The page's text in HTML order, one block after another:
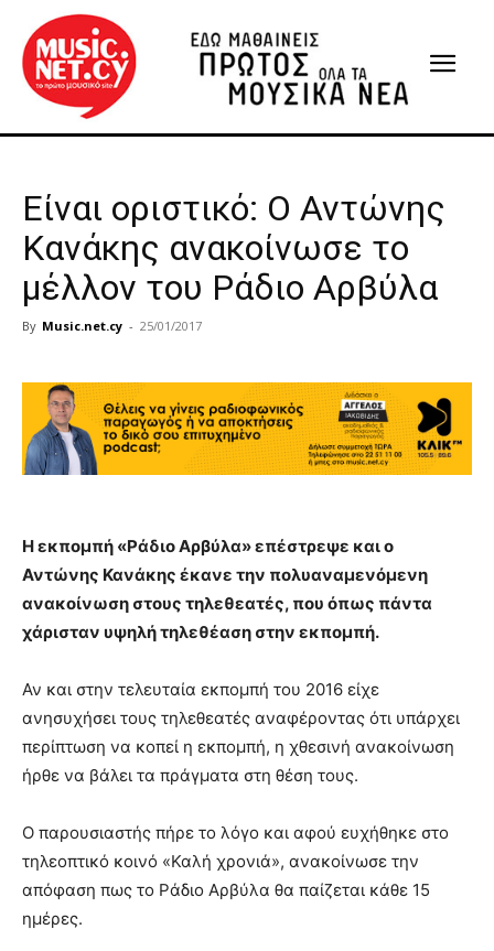
Είναι οριστικό: Ο Αντώνης
Κανάκης ανακοίνωσε το
μέλλον του Ράδιο Αρβύλα
By Music.net.cy - 25/01/2017
Η εκπομπή «Ράδιο Αρβύλα» επέστρεψε και ο
Αντώνης Κανάκης έκανε την πολυαναμενόμενη
ανακοίνωση στους τηλεθεατές, που όπως πάντα
χάρισταν υψηλή τηλεθέαση στην εκπομπή.
Αν και στην τελευταία εκπομπή του 2016 είχε
ανησυχήσει τους τηλεθεατές αναφέροντας ότι υπάρχει
περίπτωση να κοπεί η εκπομπή, η χθεσινή ανακοίνωση
ήρθε να βάλει τα πράγματα στη θέση τους.
Ο παρουσιαστής πήρε το λόγο και αφού ευχήθηκε στο
τηλεοπτικό κοινό «Καλή χρονιά», ανακοίνωσε την
απόφαση πως το Ράδιο Αρβύλα θα παίζεται κάθε 15
ημέρες.